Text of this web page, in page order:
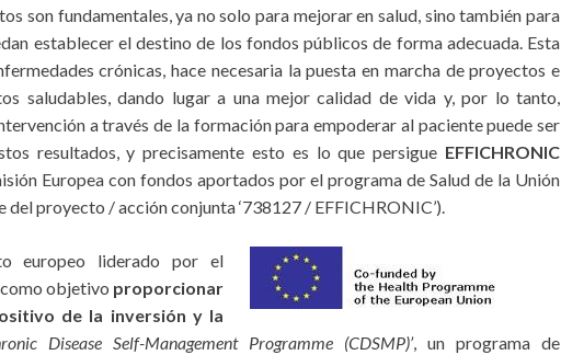
son fundamentales, ya no solo para mejorar en salud, sino también para
establecer el destino de los fondos públicos de forma adecuada. Esta
crónicas, hace necesaria la puesta en marcha de proyectos e
saludables, dando lugar a una mejor calidad de vida y, por lo tanto,
a través de la formación para empoderar al paciente puede ser
resultados, y precisamente esto es lo que persigue EFFICHRONIC
Europea con fondos aportados por el programa de Salud de la Unión
proyecto / acción conjunta ‘738127 / EFFICHRONIC’).
europeo liderado por el
objetivo proporcionar
de la inversión y la
Disease Self-Management Programme (CDSMP)’, un programa de